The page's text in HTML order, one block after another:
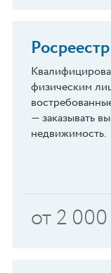
физическим
— заказывать
недвижимость.
от2 000